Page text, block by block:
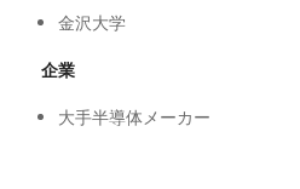
金沢大学
企業
大手半導体メーカー